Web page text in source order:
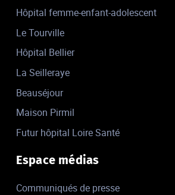
Hôpital femme-enfant-adolescent
Le Tourville
Hôpital Bellier
La Seilleraye
Beauséjour
Maison Pirmil
Futur hôpital Loire Santé
Espace médias
Communiqués de presse